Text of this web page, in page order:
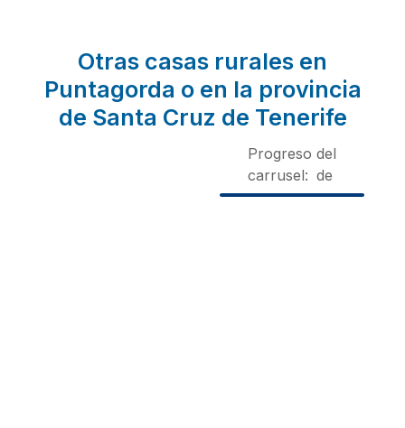
Otras casas rurales en
Puntagorda o en la provincia
de Santa Cruz de Tenerife
Progreso del
carrusel: de